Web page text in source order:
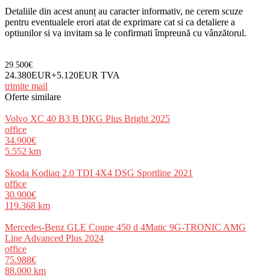
Detaliile din acest anunț au caracter informativ, ne cerem scuze
pentru eventualele erori atat de exprimare cat si ca detaliere a
optiunilor si va invitam sa le confirmati împreună cu vânzătorul.
29.500€
24.380EUR+5.120EUR TVA
trimite mail
Oferte similare
Volvo XC 40 B3 B DKG Plus Bright 2025
office
34.900€
5.552 km
Skoda Kodiaq 2.0 TDI 4X4 DSG Sportline 2021
office
30.900€
119.368 km
Mercedes-Benz GLE Coupe 450 d 4Matic 9G-TRONIC AMG
Line Advanced Plus 2024
office
75.988€
88.000 km